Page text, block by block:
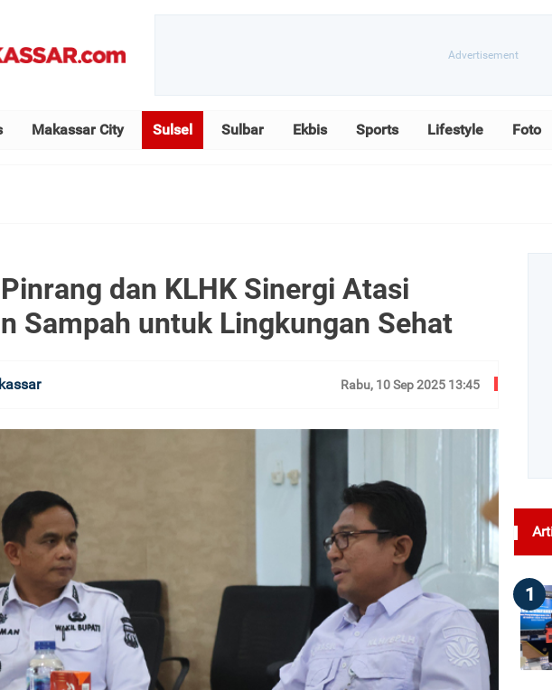
Makassar City Sulsel Sulbar Ekbis Sports Lifestyle Foto
dan KLHK Sinergi Atasi
Sampah untuk Lingkungan Sehat
Rabu, 10 Sep 2025 13:45
1